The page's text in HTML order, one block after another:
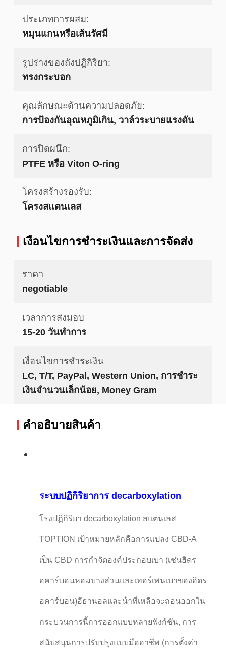
ประเภทการผสม:
หมุนแกนหรือเส้นรัศมี
รูปร่างของถังปฏิกิริยา:
ทรงกระบอก
คุณลักษณะด้านความปลอดภัย:
การป้องกันอุณหภูมิเกิน, วาล์วระบายแรงดัน
การปิดผนึก:
PTFE หรือ Viton O-ring
โครงสร้างรองรับ:
โครงสแตนเลส
เงื่อนไขการชําระเงินและการจัดส่ง
ราคา
negotiable
เวลาการส่งมอบ
15-20 วันทำการ
เงื่อนไขการชำระเงิน
LC, T/T, PayPal, Western Union, การชำระ
เงินจำนวนเล็กน้อย, Money Gram
คําอธิบายสินค้า
ระบบปฏิกิริยาการ decarboxylation
โรงปฏิกิริยา decarboxylation สแตนเลส
TOPTION เป้าหมายหลักคือการแปลง CBD-A
เป็น CBD การกําจัดองค์ประกอบเบา (เช่นฮิดร
อคาร์บอนหอมบางส่วนและเทอร์เพนเบาของฮิดร
อคาร์บอน)อีธานอลและน้ําที่เหลือจะถอนออกใน
กระบวนการนี้การออกแบบหลายฟังก์ชัน, การ
สนับสนุนการปรับปรุงแบบมืออาชีพ (การตั้งค่า